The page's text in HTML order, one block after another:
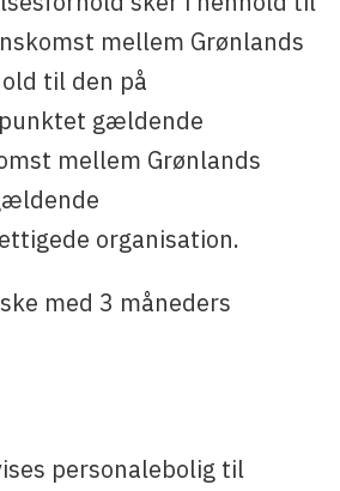
mellem Grønlands
til den på
gældende
mellem Grønlands
organisation.
med 3 måneders
personalebolig til